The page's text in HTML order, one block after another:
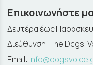
Επικοινωνήστε
Δευτέρα έως
Διεύθυνση: The Dogs'
Email: